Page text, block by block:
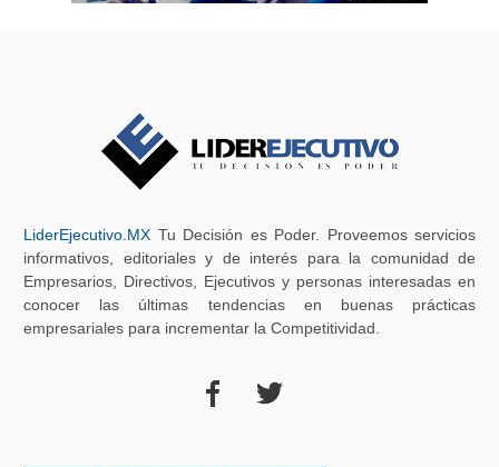
LiderEjecutivo.MX Tu Decisión es Poder. Proveemos servicios
informativos, editoriales y de interés para la comunidad de
Empresarios, Directivos, Ejecutivos y personas interesadas en
conocer las últimas tendencias en buenas prácticas
empresariales para incrementar la Competitividad.